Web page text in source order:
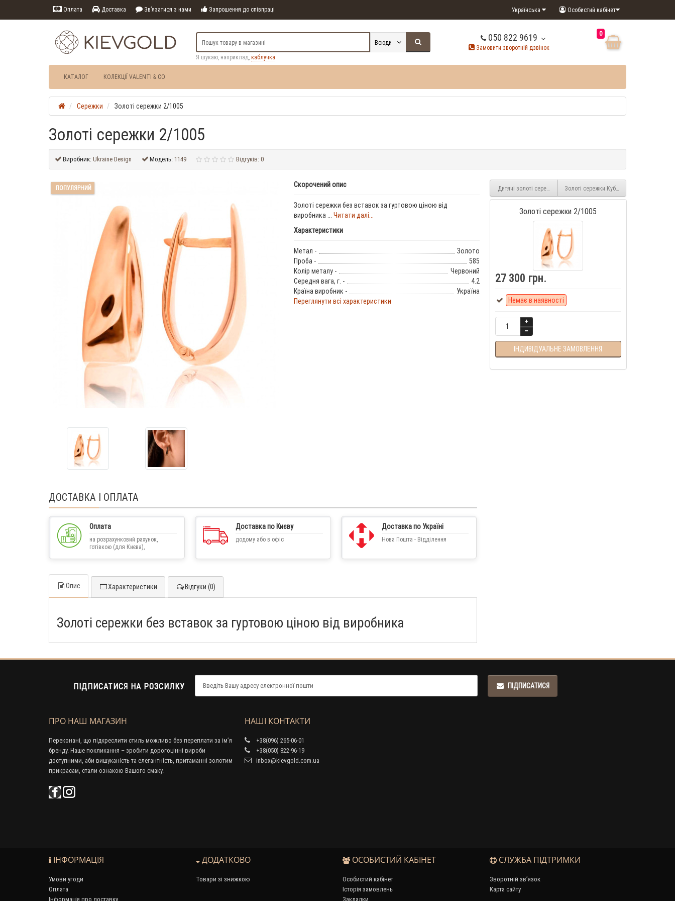
Оплата Доставка Зв’язатися з нами Запрошення до співпраці Особистий кабінет
Українська
050 822 9619
Замовити зворотній дзвінок
0
Всюди
Я шукаю, наприклад, каблучка
КАТАЛОГ КОЛЕКЦІЇ VALENTI & CO
Сережки Золоті сережки 2/1005
Золоті сережки 2/1005
Виробник:Ukraine Design Модель: 1149 Відгуків: 0
ПОПУЛЯРНИЙ Скорочений опис
Золоті сережки без вставок за гуртовою ціною від
виробника ... Читати далі...
Характеристики
Метал -
Золото
Проба -
585
Колір металу -
Червоний
Середня вага, г. -
4.2
Країна виробник -
Україна
Переглянути всі характеристики
Дитячі золоті сережки 2/1004Золоті сережки Куби 2/1006
Золоті сережки 2/1005
27 300 грн.
Немає в наявності
ІНДИВІДУАЛЬНЕ ЗАМОВЛЕННЯ
ДОСТАВКА І ОПЛАТА
Оплата
на розрахунковий рахунок,
готівкою (для Києва),
Доставка по Києву
додому або в офіс
Доставка по Україні
Нова Пошта - Відділення
Опис Характеристики Відгуки (0)
Золоті сережки без вставок за гуртовою ціною від виробника
ПІДПИСАТИСЯ НА РОЗСИЛКУ ПІДПИСАТИСЯ
ПРО НАШ МАГАЗИН
Переконані, що підкреслити стиль можливо без переплати за ім’я
бренду. Наше покликання – зробити дорогоцінні вироби
доступними, аби вишуканість та елегантність, притаманні золотим
прикрасам, стали ознакою Вашого смаку.
НАШІ КОНТАКТИ
+38(096) 265-06-01
+38(050) 822-96-19
inbox@kievgold.com.ua
ІНФОРМАЦІЯ
Умови угоди
Оплата
Інформація про доставку
ДОДАТКОВО
Товари зі знижкою
ОСОБИСТИЙ КАБІНЕТ
Особистий кабінет
Історія замовлень
Закладки
СЛУЖБА ПІДТРИМКИ
Зворотній зв’язок
Карта сайту